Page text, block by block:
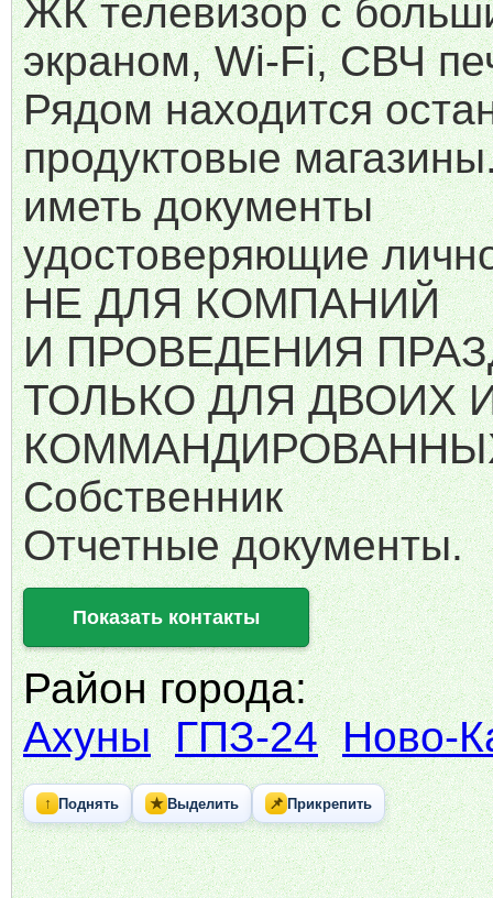
ЖК телевизор с
экраном, Wi-Fi, СВЧ
Рядом находится
продуктовые
иметь документы
удостоверяющие
НЕ ДЛЯ КОМПАНИЙ
И ПРОВЕДЕНИЯ
ТОЛЬКО ДЛЯ ДВОИХ
Собственник
Отчетные документы.
Показать контакты
Район города:
Ахуны ГПЗ-24 Ново-
↑ Поднять ★ Выделить 📌 Прикрепить